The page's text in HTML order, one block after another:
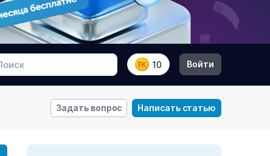
10 Войти
Задать вопрос Написать статью